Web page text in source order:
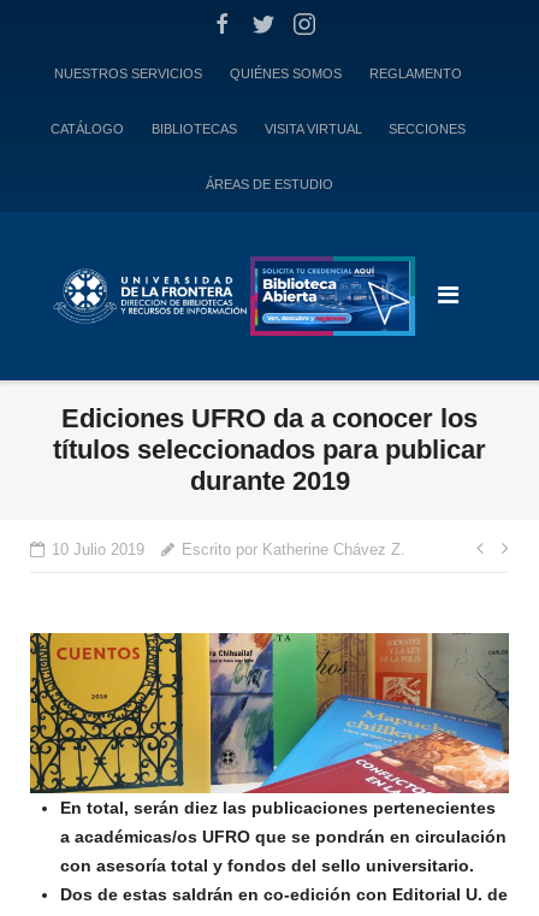
NUESTROS SERVICIOS QUIÉNES SOMOS REGLAMENTO
CATÁLOGO BIBLIOTECAS VISITA VIRTUAL SECCIONES
ÁREAS DE ESTUDIO
Ediciones UFRO da a conocer los
títulos seleccionados para publicar
durante 2019
10 Julio 2019 Escrito por Katherine Chávez Z.
En total, serán diez las publicaciones pertenecientes
a académicas/os UFRO que se pondrán en circulación
con asesoría total y fondos del sello universitario.
Dos de estas saldrán en co-edición con Editorial U. de